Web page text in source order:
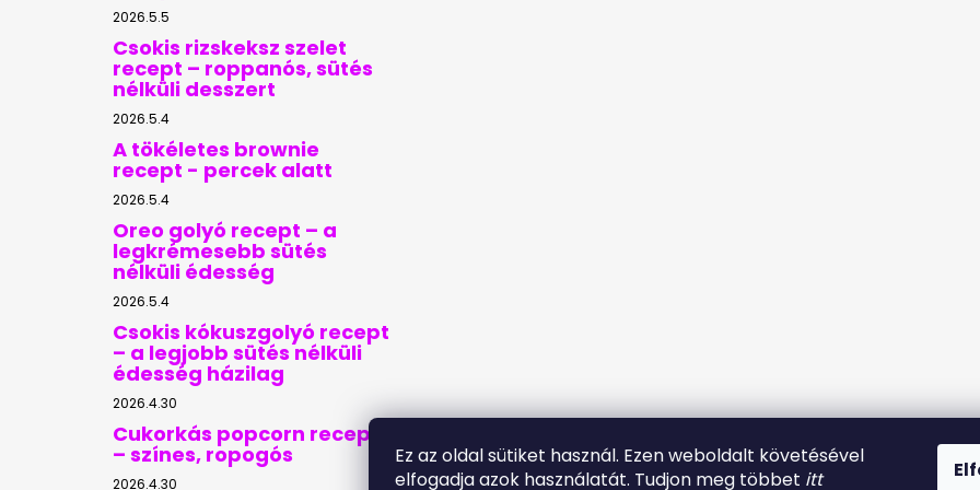
Ez az oldal sütiket használ. Ezen weboldalt követésével
elfogadja azok használatát. Tudjon meg többet itt
2026.5.5
Csokis rizskeksz szelet
recept – roppanós, sütés
nélküli desszert
2026.5.4
A tökéletes brownie
recept - percek alatt
2026.5.4
Oreo golyó recept – a
legkrémesebb sütés
nélküli édesség
2026.5.4
Csokis kókuszgolyó recept
– a legjobb sütés nélküli
édesség házilag
2026.4.30
Cukorkás popcorn recept
– színes, ropogós
2026.4.30